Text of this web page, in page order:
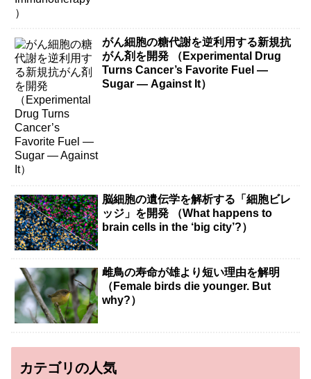
がん細胞の糖代謝を逆利用する新規抗
がん剤を開発 （Experimental Drug
Turns Cancer’s Favorite Fuel —
Sugar — Against It）
脳細胞の遺伝学を解析する「細胞ビレ
ッジ」を開発 （What happens to
brain cells in the ‘big city’?）
雌鳥の寿命が雄より短い理由を解明
（Female birds die younger. But
why?）
カテゴリの人気